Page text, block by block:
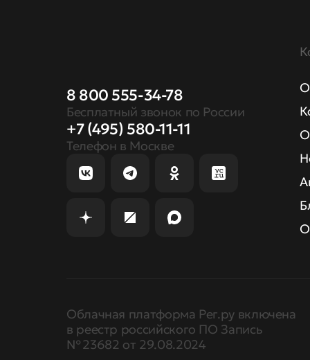
8 800 555-34-78
Бесплатный звонок по России
+7 (495) 580-11-11
Телефон в Москве
Облачная платформа Рег.ру включена
в реестр российского ПО Запись
№ 23682 от 29.08.2024